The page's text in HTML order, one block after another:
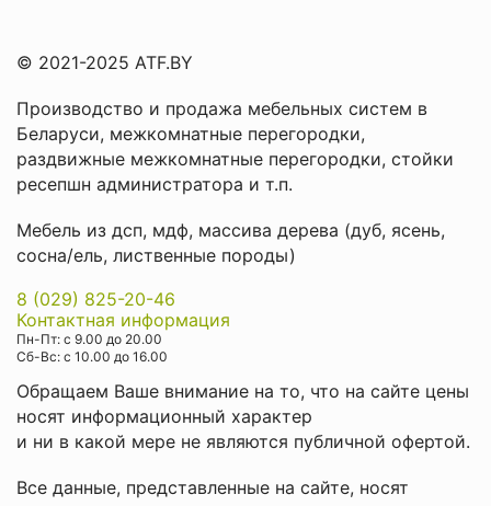
© 2021-2025 ATF.BY
Производство и продажа мебельных систем в
Беларуси, межкомнатные перегородки,
раздвижные межкомнатные перегородки, стойки
ресепшн администратора и т.п.
Мебель из дсп, мдф, массива дерева (дуб, ясень,
сосна/ель, лиственные породы)
8 (029) 825-20-46
Контактная информация
Пн-Пт: с 9.00 до 20.00
Cб-Вс: с 10.00 до 16.00
Обращаем Ваше внимание на то, что на сайте цены
носят информационный характер
и ни в какой мере не являются публичной офертой.
Все данные, представленные на сайте, носят